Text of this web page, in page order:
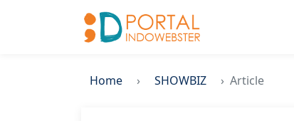
Home SHOWBIZ Article